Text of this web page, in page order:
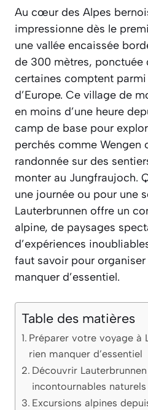
Au cœur des Alpes
impressionne dès le
une vallée encaissée
de 300 mètres, ponctuée
certaines comptent parmi
d’Europe. Ce village de
en moins d’une heure
camp de base pour
perchés comme Wengen
randonnée sur des
monter au Jungfraujoch.
une journée ou pour une
Lauterbrunnen offre un
alpine, de paysages
d’expériences
faut savoir pour
manquer d’essentiel.
Table des matières
Préparer votre voyage à
rien manquer d’essentiel
Découvrir
incontournables
Excursions alpines